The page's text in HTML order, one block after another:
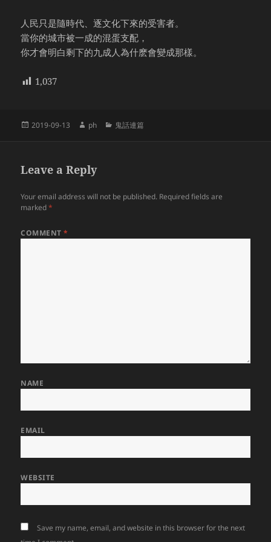
人民只是隨時代、逐文化下來的受害者。
當你的城市被一成的混蛋支配，
你才會明白剩下的九成人為什麽會變成那樣。
1,037
Posted
2019-09-13 Author
ph Categories
鬼話連篇
Leave a Reply
Your email address will not be published. Required fields are
marked*
COMMENT*
NAME
EMAIL
WEBSITE
Save my name, email, and website in this browser for the next